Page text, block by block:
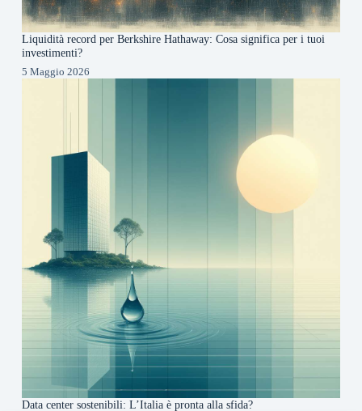
Liquidità record per Berkshire Hathaway: Cosa significa per i tuoi
investimenti?
5 Maggio 2026
Data center sostenibili: L’Italia è pronta alla sfida?